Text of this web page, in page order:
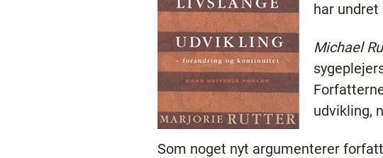
har undret
Michael
udvikling,
Som noget nyt argumenterer